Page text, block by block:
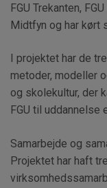
FGU Trekanten,
Midtfyn og har kørt
I projektet har de
metoder, modeller
og skolekultur, der
FGU til uddannelse
Samarbejde og
Projektet har haft